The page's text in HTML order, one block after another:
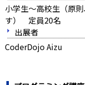
小学生～高校生（原
す） 定員20名
出展者
CoderDojo Aizu